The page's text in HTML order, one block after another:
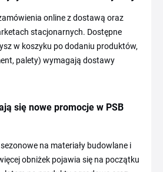
online z dostawą oraz
stacjonarnych. Dostępne
w koszyku po dodaniu produktów,
palety) wymagają dostawy
się nowe promocje w PSB
na materiały budowlane i
obniżek pojawia się na początku